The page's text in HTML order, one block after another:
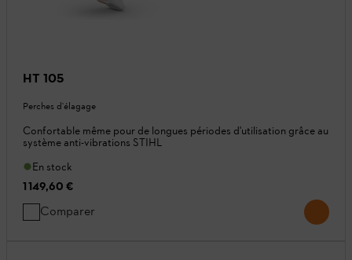
HT 105
Perches d'élagage
Confortable même pour de longues périodes d'utilisation grâce au
système anti-vibrations STIHL
En stock
1 149,60 €
Comparer